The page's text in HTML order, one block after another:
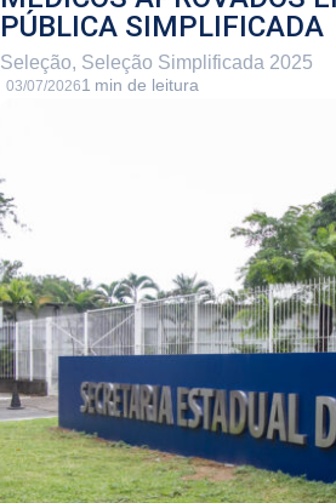
PÚBLICA SIMPLIFICADA
Seleção, Seleção Simplificada 2025
03/07/2026